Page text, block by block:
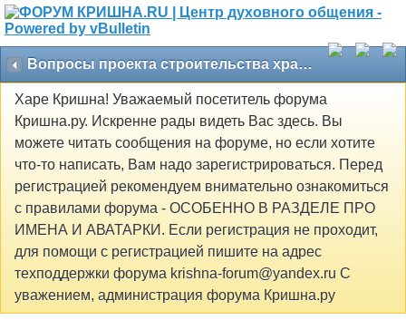
Вопросы проекта строительства храма Кришны в Москве
Харе Кришна! Уважаемый посетитель форума
Кришна.ру. Искренне рады видеть Вас здесь. Вы
можете читать сообщения на форуме, но если хотите
что-то написать, Вам надо зарегистрироваться. Перед
регистрацией рекомендуем внимательно ознакомиться
с правилами форума - ОСОБЕННО В РАЗДЕЛЕ ПРО
ИМЕНА И АВАТАРКИ. Если регистрация не проходит,
для помощи с регистрацией пишите на адрес
техподдержки форума krishna-forum@yandex.ru С
уважением, администрация форума Кришна.ру